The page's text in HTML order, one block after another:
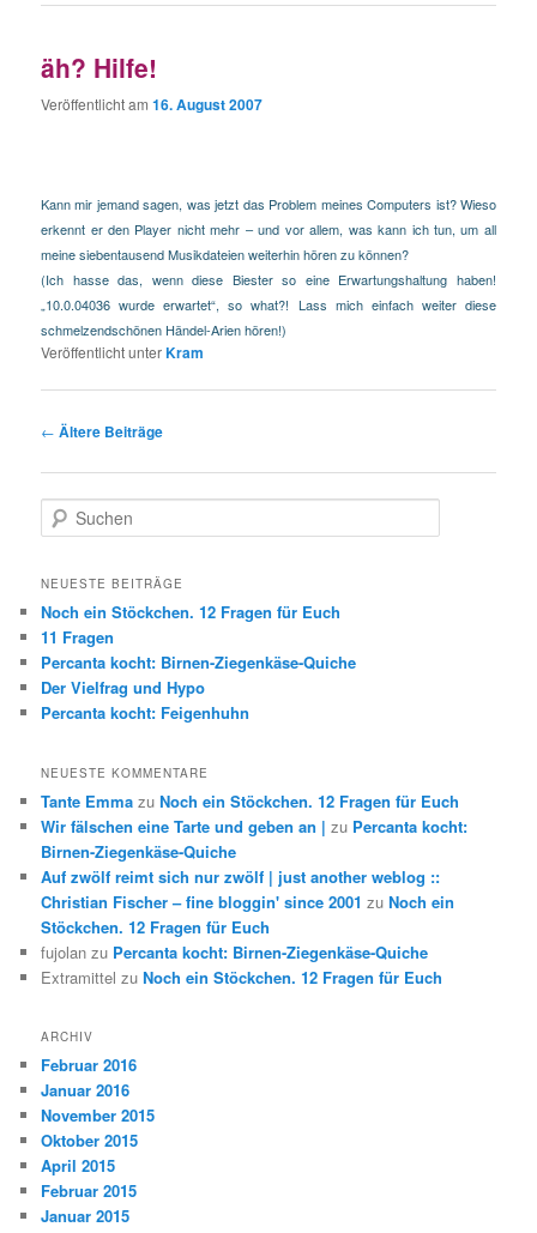
äh? Hilfe!
Veröffentlicht am16. August 2007
Kann mir jemand sagen, was jetzt das Problem meines Computers ist? Wieso
erkennt er den Player nicht mehr – und vor allem, was kann ich tun, um all
meine siebentausend Musikdateien weiterhin hören zu können?
(Ich hasse das, wenn diese Biester so eine Erwartungshaltung haben!
„10.0.04036 wurde erwartet“, so what?! Lass mich einfach weiter diese
schmelzendschönen Händel-Arien hören!)
Veröffentlicht unterKram
Beitragsnavigation
← Ältere Beiträge
Suchen
NEUESTE BEITRÄGE
Noch ein Stöckchen. 12 Fragen für Euch
11 Fragen
Percanta kocht: Birnen-Ziegenkäse-Quiche
Der Vielfrag und Hypo
Percanta kocht: Feigenhuhn
NEUESTE KOMMENTARE
Tante Emma zuNoch ein Stöckchen. 12 Fragen für Euch
Wir fälschen eine Tarte und geben an | zu Percanta kocht:
Birnen-Ziegenkäse-Quiche
Auf zwölf reimt sich nur zwölf | just another weblog ::
Christian Fischer – fine bloggin' since 2001 zuNoch ein
Stöckchen. 12 Fragen für Euch
fujolan zu Percanta kocht: Birnen-Ziegenkäse-Quiche
Extramittel zuNoch ein Stöckchen. 12 Fragen für Euch
ARCHIV
Februar 2016
Januar 2016
November 2015
Oktober 2015
April 2015
Februar 2015
Januar 2015